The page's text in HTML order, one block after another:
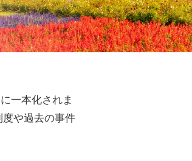
一本化されま
や過去の事件